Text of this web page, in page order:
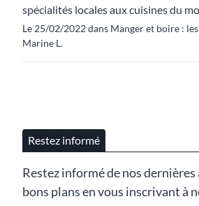
spécialités locales aux cuisines du
Le 25/02/2022 dans Manger et boire :
Marine L.
Restez informé
Restez informé de nos
bons plans en vous inscrivant à